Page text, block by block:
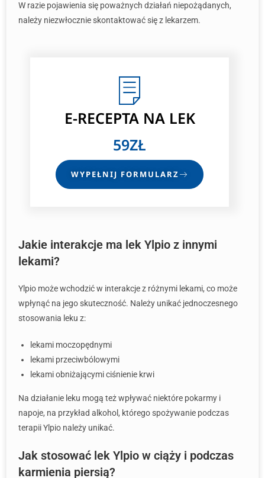
W razie pojawienia się poważnych działań niepożądanych,
należy niezwłocznie skontaktować się z lekarzem.
E-RECEPTA NA LEK
59ZŁ
WYPEŁNIJ FORMULARZ
Jakie interakcje ma lek Ylpio z innymi
lekami?
Ylpio może wchodzić w interakcje z różnymi lekami, co może
wpłynąć na jego skuteczność. Należy unikać jednoczesnego
stosowania leku z:
lekami moczopędnymi
lekami przeciwbólowymi
lekami obniżającymi ciśnienie krwi
Na działanie leku mogą też wpływać niektóre pokarmy i
napoje, na przykład alkohol, którego spożywanie podczas
terapii Ylpio należy unikać.
Jak stosować lek Ylpio w ciąży i podczas
karmienia piersią?